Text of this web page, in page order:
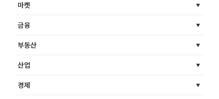
마켓
금융
부동산
산업
경제